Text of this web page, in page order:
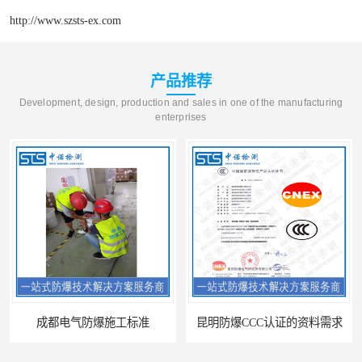
http://www.szsts-ex.com
产品推荐
Development, design, production and sales in one of the manufacturing
enterprises
成都电气防爆施工标准 昆明防爆CCC认证的资料需求